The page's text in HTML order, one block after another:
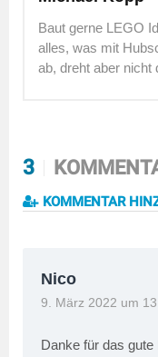
Baut gerne LEGO
alles, was mit
ab, dreht aber nicht
3
KOMMENTAR
Nico
9. März 2022 um
Danke für das